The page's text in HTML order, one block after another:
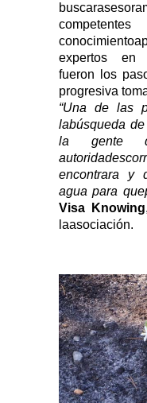
expertos en
fueron los
progresiva
“Una de las
labúsqueda
la gente
encontrara y
agua para
Visa Knowing
laasociación.